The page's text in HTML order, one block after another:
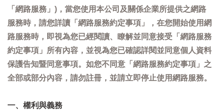
「網路服務」)，當您使用本公司及關係企業所提供之網路
服務時，請您詳讀「網路服務約定事項」，在您開始使用網
路服務時，即視為您已經閱讀、瞭解並同意接受「網路服務
約定事項」所有內容，並視為您已確認詳閱並同意個人資料
保護告知暨同意事項。如您不同意「網路服務約定事項」之
全部或部分內容，請勿註冊，並請立即停止使用網路服務。
一、權利與義務